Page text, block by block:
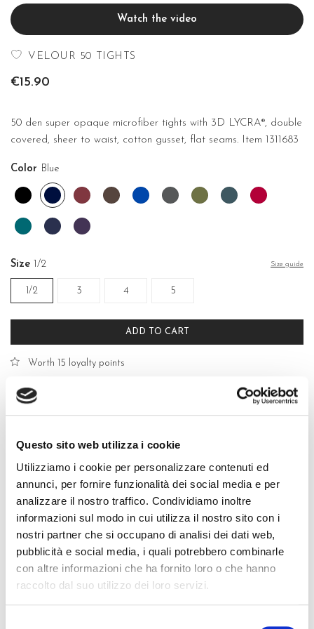
Questo sito web utilizza i cookie
Utilizziamo i cookie per personalizzare contenuti ed
annunci, per fornire funzionalità dei social media e per
analizzare il nostro traffico. Condividiamo inoltre
informazioni sul modo in cui utilizza il nostro sito con i
nostri partner che si occupano di analisi dei dati web,
pubblicità e social media, i quali potrebbero combinarle
con altre informazioni che ha fornito loro o che hanno
raccolto dal suo utilizzo dei loro servizi.
Watch the video
VELOUR 50 TIGHTS
€15.90
50 den super opaque microfiber tights with 3D LYCRA®, double
covered, sheer to waist, cotton gusset, flat seams. Item 1311683
Color Blue
Black Blue BorgognaCioccolatoCobaltoFume' MimeticoOttanioRubino
OceanoBlu
violet
Prugna
Size 1/2 Size guide
1/2 3 4 5
ADD TO CART
Worth 15 loyalty points
Easy returns in 15 days
QUALITY MADE IN ITALY
COMPOSITION AND WASHING
SIZE GUIDE